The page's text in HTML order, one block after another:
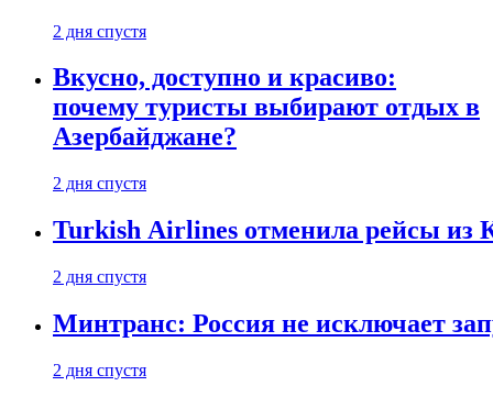
2 дня спустя
Вкусно, доступно и красиво:
почему туристы выбирают отдых в
Азербайджане?
2 дня спустя
Turkish Airlines отменила рейсы из
2 дня спустя
Минтранс: Россия не исключает
2 дня спустя